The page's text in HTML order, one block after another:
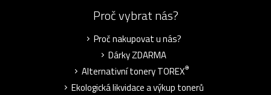
Proč vybrat nás?
Proč nakupovat u nás?
Dárky ZDARMA
Alternativní tonery TOREX®
Ekologická likvidace a výkup tonerů